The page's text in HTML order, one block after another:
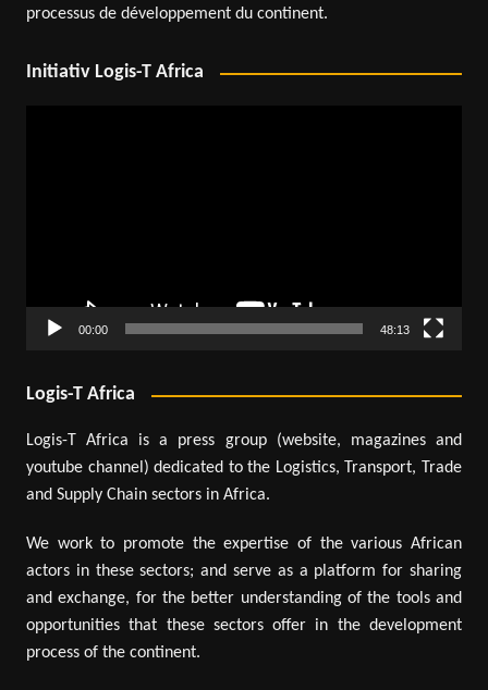
processus de développement du continent.
Initiativ Logis-T Africa
00:00 48:13
Logis-T Africa
Logis-T Africa is a press group (website, magazines and
youtube channel) dedicated to the Logistics, Transport, Trade
and Supply Chain sectors in Africa.
We work to promote the expertise of the various African
actors in these sectors; and serve as a platform for sharing
and exchange, for the better understanding of the tools and
opportunities that these sectors offer in the development
process of the continent.